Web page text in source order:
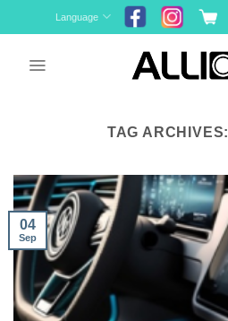
to
Language
TAG ARCHIVES:
04
Sep